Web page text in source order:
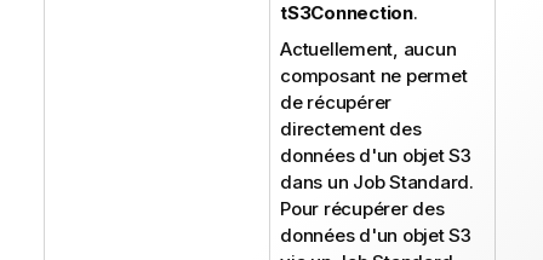
tS3Connection.
Actuellement, aucun
composant ne permet
de récupérer
directement des
données d'un objet S3
dans un Job Standard.
Pour récupérer des
données d'un objet S3